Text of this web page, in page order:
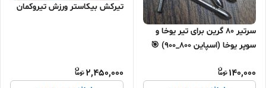
سرتیر ۸۰ گرین برای تیر یوخا و
سوپر یوخا (اسپاین ۸۰۰_۹۰۰) 🎯
140,000
تیرکش بیکاستر ورزش تیروکمان
2,450,000